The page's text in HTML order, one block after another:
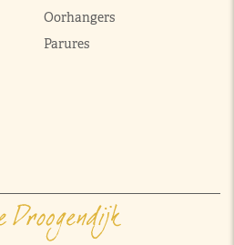
Oorhangers
Parures